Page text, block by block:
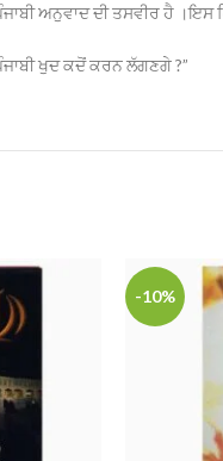
ਅਨੁਵਾਦ ਦੀ ਤਸਵੀਰ ਹੈ
ਖੁਦ ਕਦੋਂ ਕਰਨ ਲੱਗਣਗੇ ?”
-10%